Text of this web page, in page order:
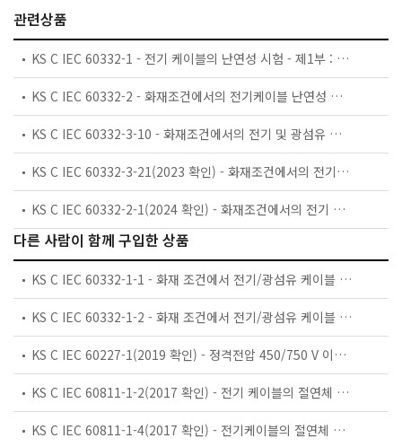
관련상품
KS C IEC 60332-1 - 전기 케이블의 난연성 시험 - 제1부 : 절연전선 또는 케이블의 수직배치시험
KS C IEC 60332-2 - 화재조건에서의 전기케이블 난연성 시험-제2부: 소형단심 절연전선 또는 케이블의 수직배치시험
KS C IEC 60332-3-10 - 화재조건에서의 전기 및 광섬유 케이블 시험 — 제3-10부: 수직 배치된 케이블 또는 전선의 불꽃전파 시험 — 시험설비
KS C IEC 60332-3-21(2023 확인) - 화재조건에서의 전기케이블 난연성 시험 -제3-21부: 수직배치된 케이블 또는 전선의 불꽃시험 -카테고리 A F/R
KS C IEC 60332-2-1(2024 확인) - 화재조건에서의 전기 및 광섬유 케이블 시험 — 제2-1부: 단심 소형 절연 전선 또는 케이블 수직 불꽃 전파 시험 — 시험 장치
다른 사람이 함께 구입한 상품
KS C IEC 60332-1-1 - 화재 조건에서 전기/광섬유 케이블 시험 —제1-1부: 단심 절연 전선 또는 케이블 수직 불꽃 전파 시험 — 시험 장치
KS C IEC 60332-1-2 - 화재 조건에서 전기/광섬유 케이블 시험 —제1-2부: 단심 절연 전선 또는 케이블 수직 불꽃 전파 시험 — 1 kW 혼합 불꽃 시험 절차
KS C IEC 60227-1(2019 확인) - 정격전압 450/750 V 이하 염화비닐 절연 케이블 — 제1부: 일반 요구사항
KS C IEC 60811-1-2(2017 확인) - 전기 케이블의 절연체 및 시스재료의 공통 시험방법 - 제1부 : 시험방법 총칙 - 제2절 : 열 노화 시험 방법
KS C IEC 60811-1-4(2017 확인) - 전기케이블의 절연체 및 시스 재료의 공통시험방법-제1부:시험방법 총칙-제4절 : 저온 시험 방법